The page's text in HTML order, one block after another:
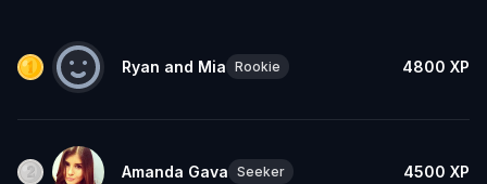
Ryan and Mia Rookie 4800 XP
Amanda Gava Seeker 4500 XP